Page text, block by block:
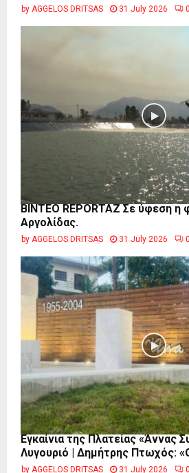
by AGGELOS DRITSAS 31 July 2026 0
BINTEO REPORTAZ Σε ύφεση η
Αργολίδας.
by AGGELOS DRITSAS 31 July 2026 0
Εγκαίνια της Πλατείας «Άννας
Λυγουριό | Δημήτρης Πτωχός:
by AGGELOS DRITSAS 31 July 2026 0